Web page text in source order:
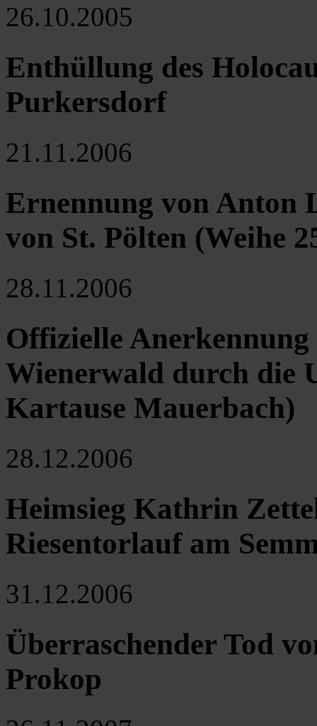
26.10.2005
Enthüllung des
Purkersdorf
21.11.2006
Ernennung von Anton
von St. Pölten (Weihe
28.11.2006
Offizielle
Wienerwald durch die
Kartause Mauerbach)
28.12.2006
Heimsieg Kathrin
Riesentorlauf am
31.12.2006
Überraschender Tod
Prokop